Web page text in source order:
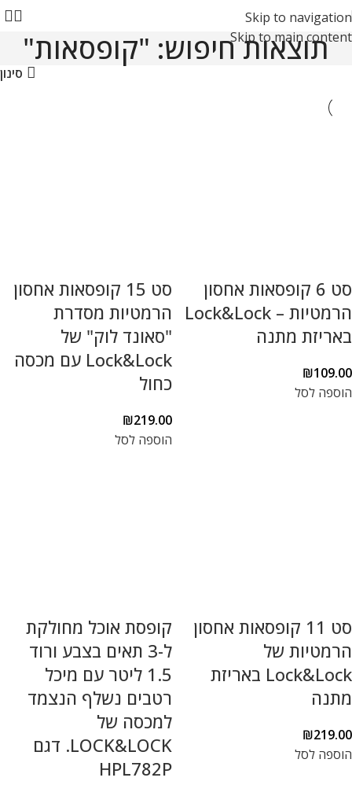
Skip to navigation
Skip to main content
תוצאות חיפוש: "קופסאות"
סינון
סט 6 קופסאות אחסון
הרמטיות – Lock&Lock
באריזת מתנה
₪109.00
הוספה לסל
סט 15 קופסאות אחסון
הרמטיות מסדרת
"סאונד לוק" של
Lock&Lock עם מכסה
כחול
₪219.00
הוספה לסל
סט 11 קופסאות אחסון
הרמטיות של
Lock&Lock באריזת
מתנה
₪219.00
הוספה לסל
קופסת אוכל מחולקת
ל-3 תאים בצבע ורוד
1.5 ליטר עם מיכל
רטבים נשלף הנצמד
למכסה של
LOCK&LOCK. דגם
HPL782P